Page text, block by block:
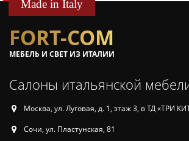
Made in Italy
FORT-COM
МЕБЕЛЬ И СВЕТ ИЗ ИТАЛИИ
Салоны итальянской
Москва, ул. Луговая, д. 1, этаж 3, в ТД «ТРИ
Сочи, ул. Пластунская, 81